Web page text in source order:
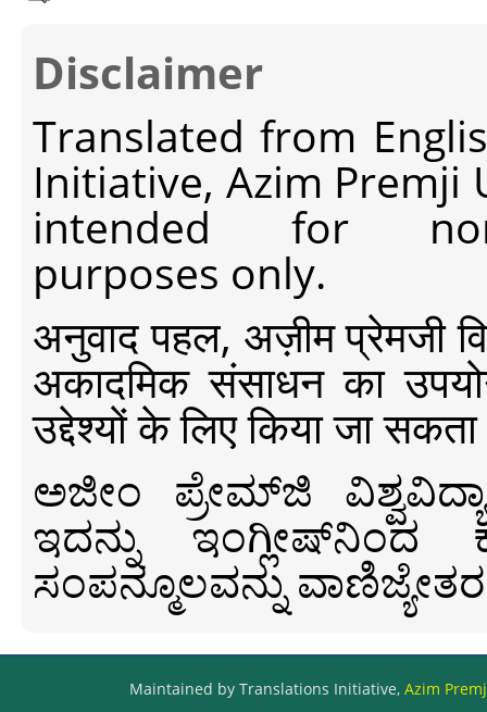
Disclaimer
Translated from
Initiative, Azim Premji
intended for non-
purposes only.
अनुवाद पहल, अज़ीम प्रेमजी
अकादमिक संसाधन का
उद्देश्यों के लिए किया जा
ಅಜೀಂ ಪ್ರೇಮ್‍ಜಿ
ಇದನ್ನು ಇಂಗ್ಲೀಷ್‍ನಿಂದ
ಸಂಪನ್ಮೂಲವನ್ನು
Maintained by Translations Initiative, Azim